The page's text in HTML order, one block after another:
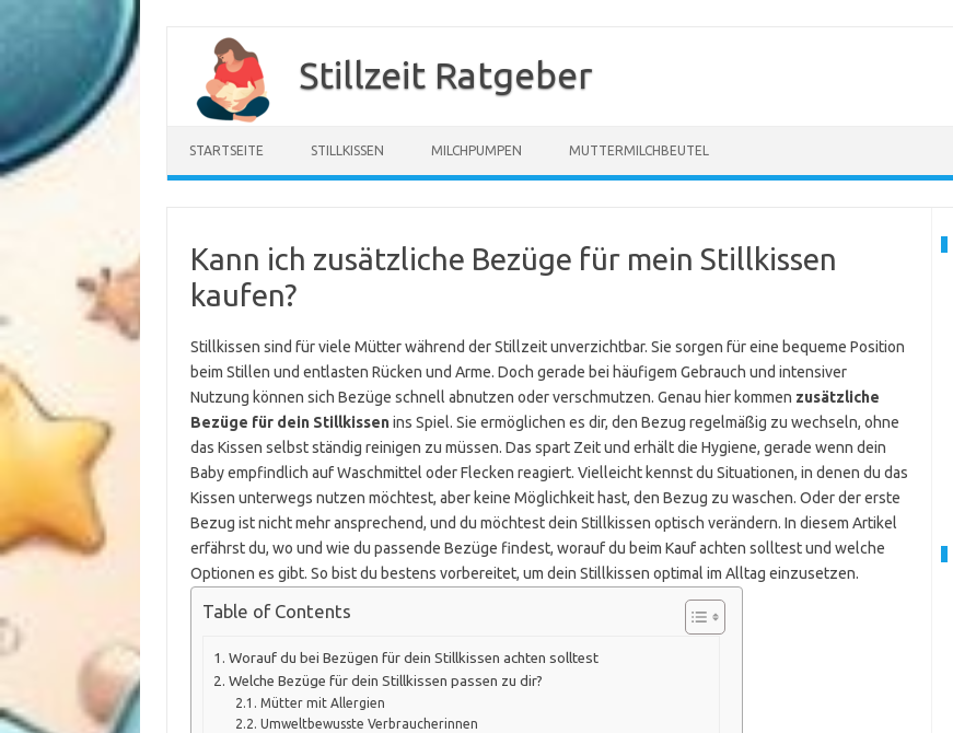
springen
Stillzeit Ratgeber
STARTSEITE STILLKISSEN MILCHPUMPEN MUTTERMILCHBEUTEL
Kann ich zusätzliche Bezüge für mein Stillkissen
kaufen?
Stillkissen sind für viele Mütter während der Stillzeit unverzichtbar. Sie sorgen für eine bequeme Position
beim Stillen und entlasten Rücken und Arme. Doch gerade bei häufigem Gebrauch und intensiver
Nutzung können sich Bezüge schnell abnutzen oder verschmutzen. Genau hier kommen zusätzliche
Bezüge für dein Stillkissenins Spiel. Sie ermöglichen es dir, den Bezug regelmäßig zu wechseln, ohne
das Kissen selbst ständig reinigen zu müssen. Das spart Zeit und erhält die Hygiene, gerade wenn dein
Baby empfindlich auf Waschmittel oder Flecken reagiert. Vielleicht kennst du Situationen, in denen du das
Kissen unterwegs nutzen möchtest, aber keine Möglichkeit hast, den Bezug zu waschen. Oder der erste
Bezug ist nicht mehr ansprechend, und du möchtest dein Stillkissen optisch verändern. In diesem Artikel
erfährst du, wo und wie du passende Bezüge findest, worauf du beim Kauf achten solltest und welche
Optionen es gibt. So bist du bestens vorbereitet, um dein Stillkissen optimal im Alltag einzusetzen.
Table of Contents
Worauf du bei Bezügen für dein Stillkissen achten solltest
Welche Bezüge für dein Stillkissen passen zu dir?
Mütter mit Allergien
Umweltbewusste Verbraucherinnen